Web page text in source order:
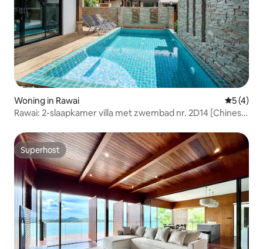
Woning in Rawai
5 (4)
Rawai: 2-slaapkamer villa met zwembad nr. 2D14 [Chinese
supermarkt, McDonald's en de pier
Superhost
Superhost